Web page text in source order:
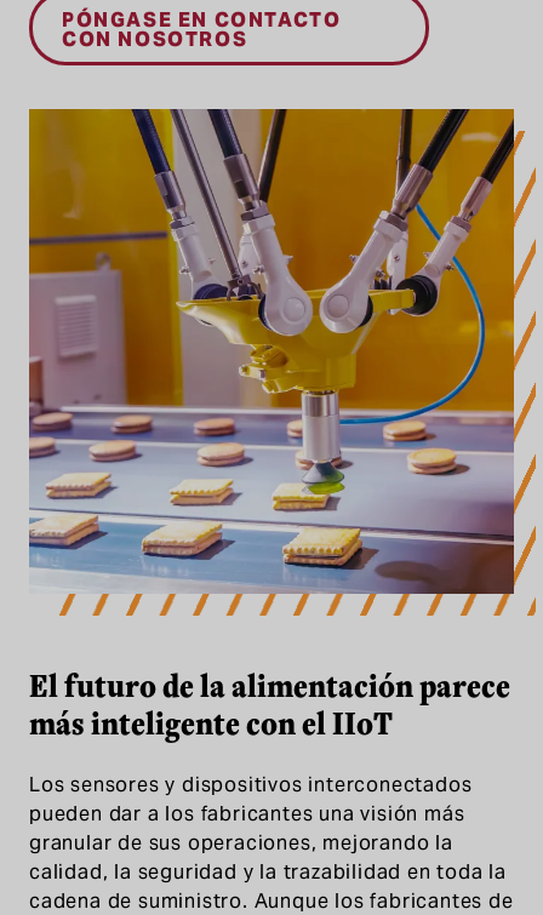
PÓNGASE EN CONTACTO
CON NOSOTROS
El futuro de la alimentación parece
más inteligente con el IIoT
Los sensores y dispositivos interconectados
pueden dar a los fabricantes una visión más
granular de sus operaciones, mejorando la
calidad, la seguridad y la trazabilidad en toda la
cadena de suministro. Aunque los fabricantes de